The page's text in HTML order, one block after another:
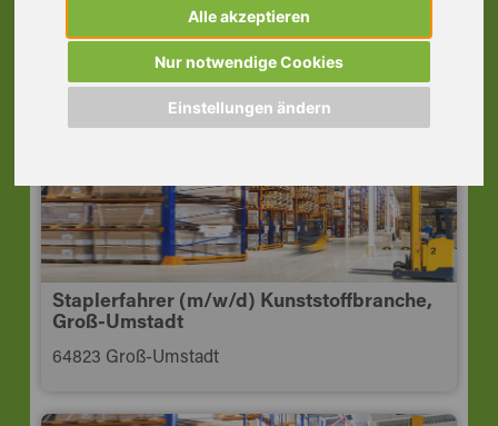
Alle akzeptieren
Nur notwendige Cookies
Einstellungen ändern
Staplerfahrer (m/w/d) Wärmebranche,
Dietzenbach
63128 Dietzenbach
Staplerfahrer (m/w/d) Kunststoffbranche,
Groß-Umstadt
64823 Groß-Umstadt